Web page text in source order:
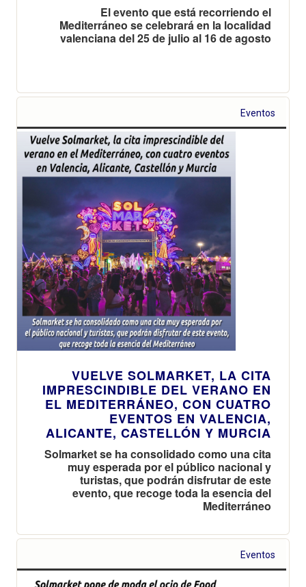
El evento que está recorriendo el
Mediterráneo se celebrará en la localidad
valenciana del 25 de julio al 16 de agosto
Eventos
VUELVE SOLMARKET, LA CITA
IMPRESCINDIBLE DEL VERANO EN
EL MEDITERRÁNEO, CON CUATRO
EVENTOS EN VALENCIA,
ALICANTE, CASTELLÓN Y MURCIA
Solmarket se ha consolidado como una cita
muy esperada por el público nacional y
turistas, que podrán disfrutar de este
evento, que recoge toda la esencia del
Mediterráneo
Eventos